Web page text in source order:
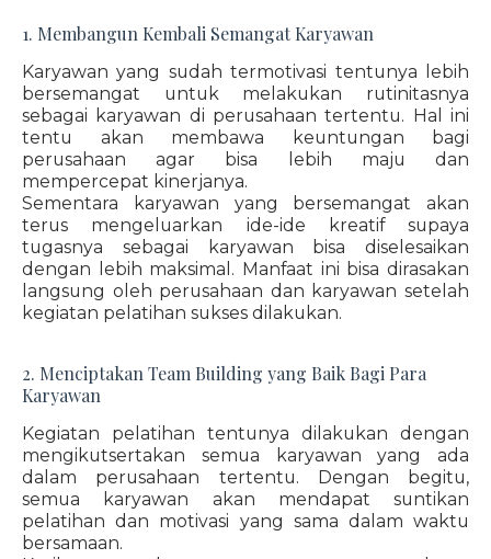
1. Membangun Kembali Semangat Karyawan
Karyawan yang sudah termotivasi tentunya lebih
bersemangat untuk melakukan rutinitasnya
sebagai karyawan di perusahaan tertentu. Hal ini
tentu akan membawa keuntungan bagi
perusahaan agar bisa lebih maju dan
mempercepat kinerjanya.
Sementara karyawan yang bersemangat akan
terus mengeluarkan ide-ide kreatif supaya
tugasnya sebagai karyawan bisa diselesaikan
dengan lebih maksimal. Manfaat ini bisa dirasakan
langsung oleh perusahaan dan karyawan setelah
kegiatan pelatihan sukses dilakukan.
2. Menciptakan Team Building yang Baik Bagi Para
Karyawan
Kegiatan pelatihan tentunya dilakukan dengan
mengikutsertakan semua karyawan yang ada
dalam perusahaan tertentu. Dengan begitu,
semua karyawan akan mendapat suntikan
pelatihan dan motivasi yang sama dalam waktu
bersamaan.